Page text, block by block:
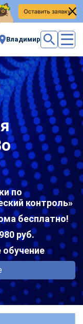
Владимир
по
контроль»
бесплатно!
руб.